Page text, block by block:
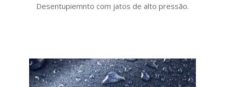
Desentupiemnto com jatos de alto pressão.